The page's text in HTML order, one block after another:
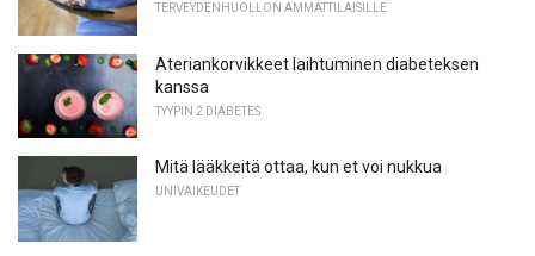
TERVEYDENHUOLLON AMMATTILAISILLE
Ateriankorvikkeet laihtuminen diabeteksen
kanssa
TYYPIN 2 DIABETES
Mitä lääkkeitä ottaa, kun et voi nukkua
UNIVAIKEUDET